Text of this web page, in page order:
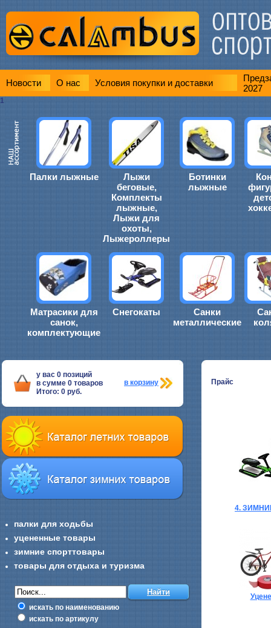
Новости О нас Условия покупки и доставки
2027
1
Палки лыжные
Лыжи
беговые,
Комплекты
лыжные,
Лыжи для
охоты,
Лыжероллеры
Ботинки
лыжные
Матрасики для
санок,
комплектующие
Снегокаты
Санки
металлические
у вас 0 позиций
в сумме 0 товаров
Итого: 0 руб.
в корзину
палки для ходьбы
уцененные товары
зимние спорттовары
товары для отдыха и туризма
искать по наименованию
искать по артикулу
Прайс
4.